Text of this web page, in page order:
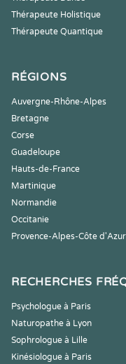
Thérapeute Holistique
Thérapeute Quantique
RÉGIONS
Auvergne-Rhône-Alpes
Bretagne
Corse
Guadeloupe
Hauts-de-France
Martinique
Normandie
Occitanie
Provence-Alpes-Côte d'Azur
RECHERCHES
Psychologue à Paris
Naturopathe à Lyon
Sophrologue à Lille
Kinésiologue à Paris